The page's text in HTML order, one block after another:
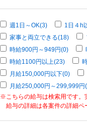
週1日～OK(3)
1日４h
家事と両立できる(18)
時給900円～949円(0)
時給1100円以上(23)
月給150,000円以下(0)
月給250,000円～299,999円
※こちらの給与は検索用です。
給与の詳細は各案件の詳細ペ